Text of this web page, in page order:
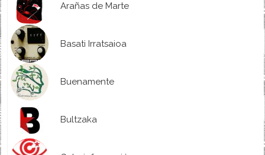
Arañas de Marte
Basati Irratsaioa
Buenamente
Bultzaka